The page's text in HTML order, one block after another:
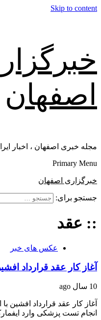
Skip to content
اصفهان
مجله خبری اصفهان ، اخبار
Primary Menu
خبرگزاری اصفهان
جستجو برای:
:: عقد
عکس های خبر
آغاز کار عقد قرارداد
10 سال ago
آغاز کار عقد قرارداد
انجام تست پزشکی وارد